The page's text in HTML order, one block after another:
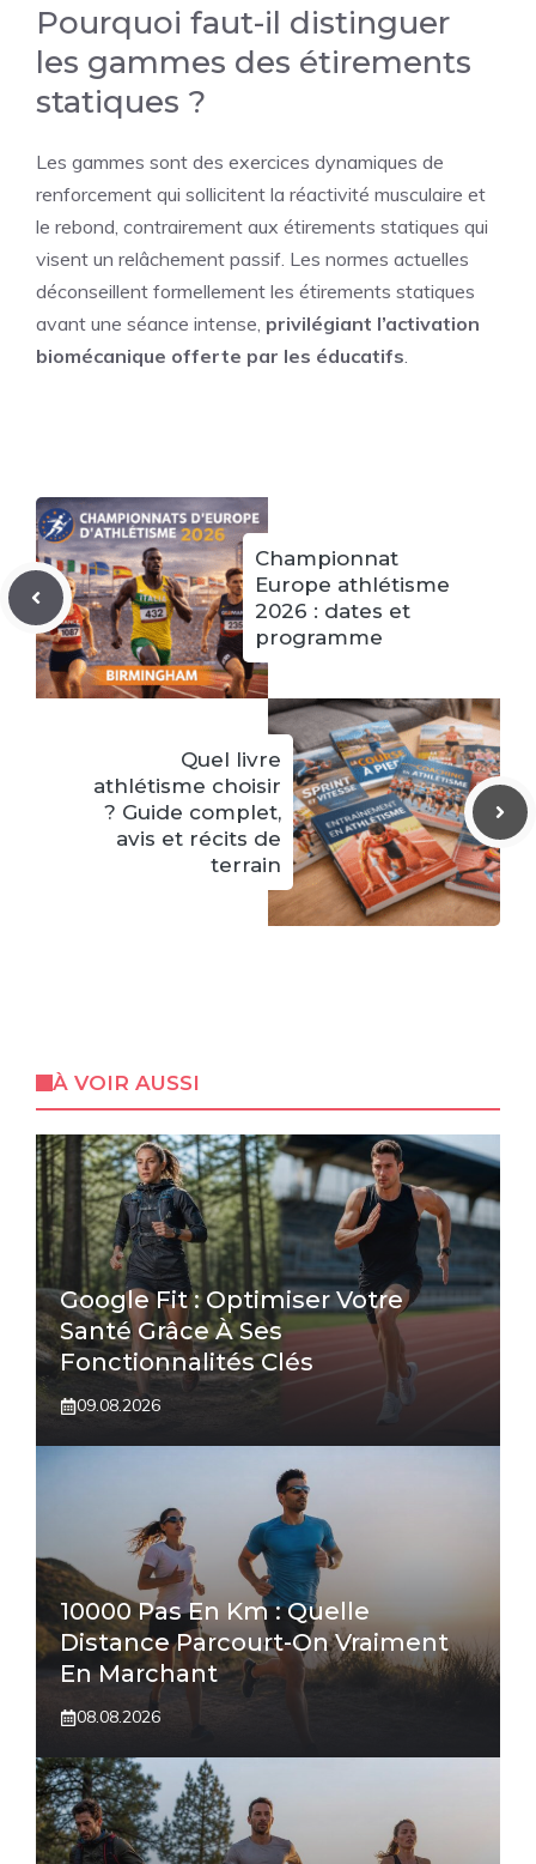
Pourquoi faut-il distinguer
les gammes des étirements
statiques ?
Les gammes sont des exercices dynamiques de
renforcement qui sollicitent la réactivité musculaire et
le rebond, contrairement aux étirements statiques qui
visent un relâchement passif. Les normes actuelles
déconseillent formellement les étirements statiques
avant une séance intense, privilégiant l’activation
biomécanique offerte par les éducatifs.
Championnat
Europe athlétisme
2026 : dates et
programme
Quel livre
athlétisme choisir
? Guide complet,
avis et récits de
terrain
À VOIR AUSSI
Google Fit : Optimiser Votre
Santé Grâce À Ses
Fonctionnalités Clés
09.08.2026
10000 Pas En Km : Quelle
Distance Parcourt-On Vraiment
En Marchant
08.08.2026